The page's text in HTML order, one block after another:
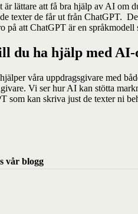
är lättare att få bra hjälp av AI om
texter de får ut från ChatGPT.
på att ChatGPT är en
du ha hjälp med AI-
våra uppdragsgivare med
Vi ser hur AI kan stötta
som kan skriva just de texter ni
vår blogg